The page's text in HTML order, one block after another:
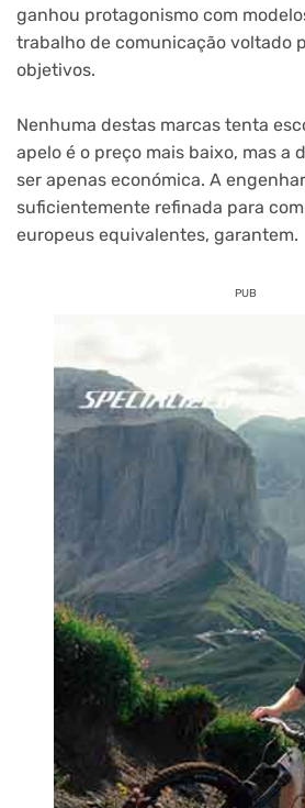
ganhou protagonismo com
trabalho de comunicação voltado
objetivos.
Nenhuma destas marcas tenta
apelo é o preço mais baixo, mas a
ser apenas económica. A
suficientemente refinada para
europeus equivalentes, garantem.
PUB